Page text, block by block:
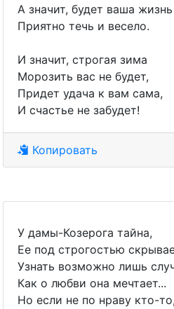
А значит, будет ваша жизнь
Приятно течь и весело.
И значит, строгая зима
Морозить вас не будет,
Придет удача к вам сама,
И счастье не забудет!
Копировать
У дамы-Козерога тайна,
Ее под строгостью
Узнать возможно лишь
Как о любви она мечтает...
Но если не по нраву кто-то,